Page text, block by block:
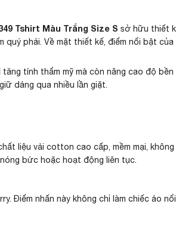
Tshirt Màu Trắng Size S sở hữu thiết
phái. Về mặt thiết kế, điểm nổi bật của
tính thẩm mỹ mà còn nâng cao độ bền
dáng qua nhiều lần giặt.
liệu vải cotton cao cấp, mềm mại, không
bức hoặc hoạt động liên tục.
Điểm nhấn này không chỉ làm chiếc áo